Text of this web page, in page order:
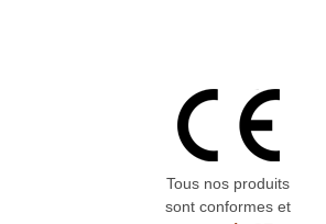
Tous nos produits
sont conformes et